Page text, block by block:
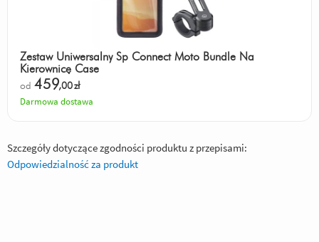
Zestaw Uniwersalny Sp Connect Moto Bundle Na
Kierownicę Case
od 459,00zł
Darmowa dostawa
Szczegóły dotyczące zgodności produktu z przepisami:
Odpowiedzialność za produkt